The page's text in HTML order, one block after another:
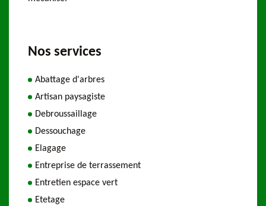
Nos services
Abattage d'arbres
Artisan paysagiste
Debroussaillage
Dessouchage
Elagage
Entreprise de terrassement
Entretien espace vert
Etetage